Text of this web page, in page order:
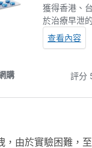
，由於實驗困難，